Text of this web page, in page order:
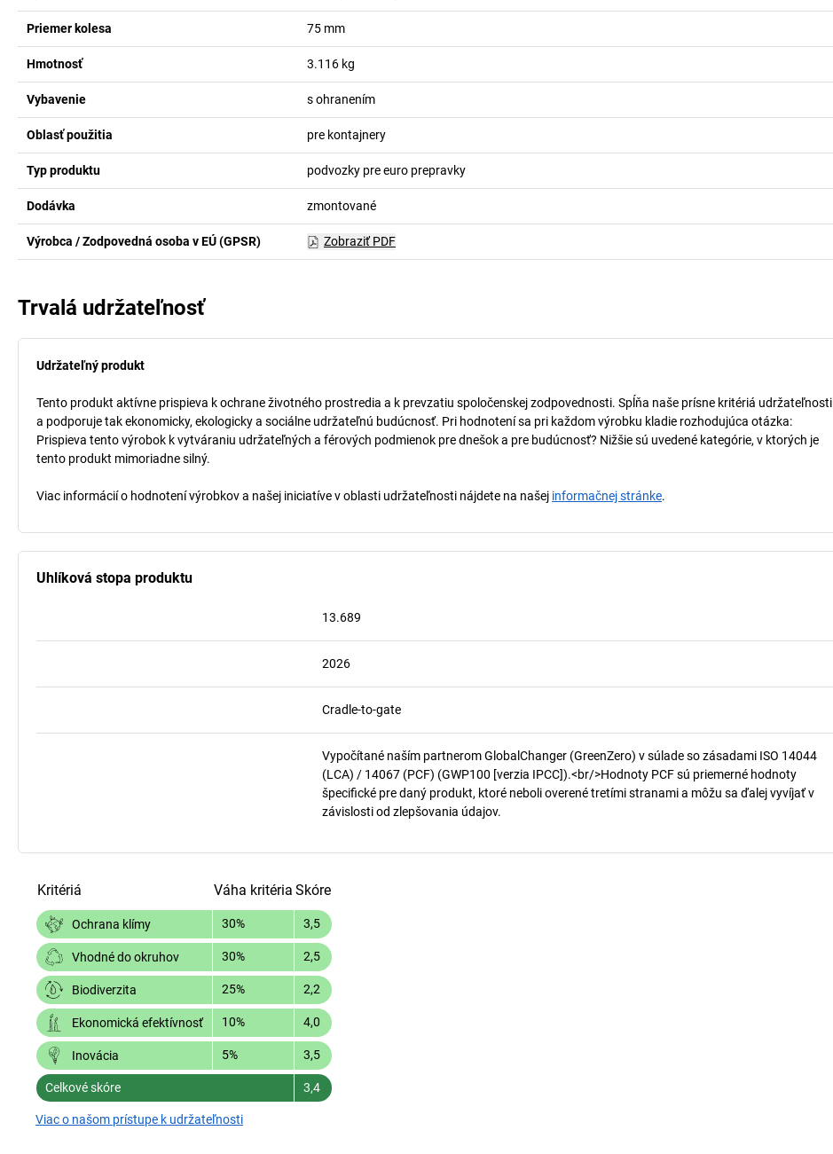
Priemer kolesa 75 mm
Hmotnosť 3.116 kg
Vybavenie s ohranením
Oblasť použitia pre kontajnery
Typ produktu podvozky pre euro prepravky
Dodávka zmontované
Výrobca / Zodpovedná osoba v EÚ (GPSR) Zobraziť PDF
Trvalá udržateľnosť
Udržateľný produkt
Tento produkt aktívne prispieva k ochrane životného prostredia a k prevzatiu spoločenskej zodpovednosti. Spĺňa naše prísne kritériá udržateľnosti
a podporuje tak ekonomicky, ekologicky a sociálne udržateľnú budúcnosť. Pri hodnotení sa pri každom výrobku kladie rozhodujúca otázka:
Prispieva tento výrobok k vytváraniu udržateľných a férových podmienok pre dnešok a pre budúcnosť? Nižšie sú uvedené kategórie, v ktorých je
tento produkt mimoriadne silný.
Viac informácií o hodnotení výrobkov a našej iniciatíve v oblasti udržateľnosti nájdete na našej informačnej stránke.
Uhlíková stopa produktu
13.689
2026
Cradle-to-gate
Vypočítané naším partnerom GlobalChanger (GreenZero) v súlade so zásadami ISO 14044
(LCA) / 14067 (PCF) (GWP100 [verzia IPCC]).<br/>Hodnoty PCF sú priemerné hodnoty
špecifické pre daný produkt, ktoré neboli overené tretími stranami a môžu sa ďalej vyvíjať v
závislosti od zlepšovania údajov.
Kritériá Váha kritéria Skóre
Ochrana klímy 30% 3,5
Vhodné do okruhov 30% 2,5
Biodiverzita 25% 2,2
Ekonomická efektívnosť 10% 4,0
Inovácia 5% 3,5
Celkové skóre 3,4
Viac o našom prístupe k udržateľnosti